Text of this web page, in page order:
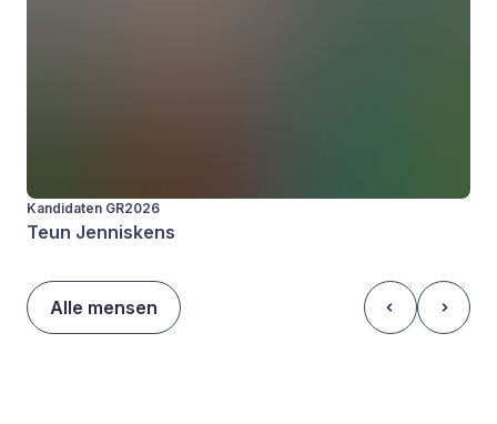
Kandidaten GR2026
Teun Jenniskens
Alle mensen